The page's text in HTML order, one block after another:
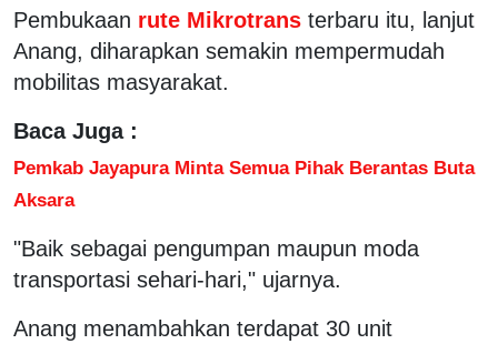
Pembukaan rute Mikrotrans terbaru itu, lanjut
Anang, diharapkan semakin mempermudah
mobilitas masyarakat.
Baca Juga :
Pemkab Jayapura Minta Semua Pihak Berantas Buta
Aksara
"Baik sebagai pengumpan maupun moda
transportasi sehari-hari," ujarnya.
Anang menambahkan terdapat 30 unit